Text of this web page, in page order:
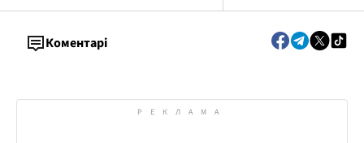
Коментарі